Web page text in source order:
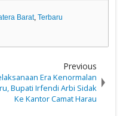
Barat,Terbaru
Previous
Era Kenormalan
Bupati Irfendi Arbi Sidak
Ke Kantor Camat Harau